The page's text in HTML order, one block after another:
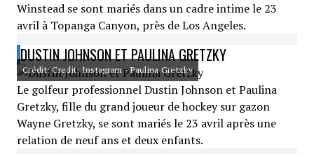
Winstead se sont mariés dans un cadre intime le 23
avril à Topanga Canyon, près de Los Angeles.
DUSTIN JOHNSON ET PAULINA GRETZKY
Crédit: Credit: Instagram - Paulina Gretzky
Le golfeur professionnel Dustin Johnson et Paulina
Gretzky, fille du grand joueur de hockey sur gazon
Wayne Gretzky, se sont mariés le 23 avril après une
relation de neuf ans et deux enfants.